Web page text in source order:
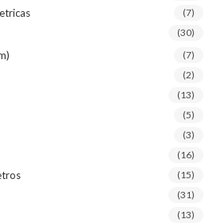
(7)
(30)
(7)
(2)
(13)
(5)
(3)
(16)
(15)
(31)
(13)